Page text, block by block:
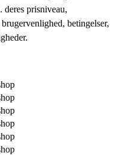
deres prisniveau,
betingelser,